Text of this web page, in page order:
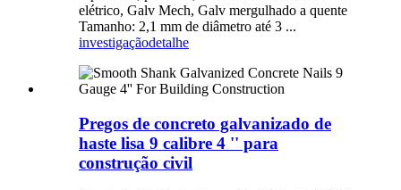
elétrico, Galv Mech, Galv mergulhado a quente
Tamanho: 2,1 mm de diâmetro até 3 ...
investigaçãodetalhe
Pregos de concreto galvanizado de
haste lisa 9 calibre 4 '' para
construção civil